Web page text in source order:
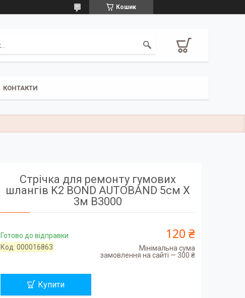
Кошик
КОНТАКТИ
Стрічка для ремонту гумових
шлангів K2 BOND AUTOBAND 5см X
3м B3000
Готово до відправки
Код:000016863
120 ₴
Мінімальна сума
замовлення на сайті — 300 ₴
Купити